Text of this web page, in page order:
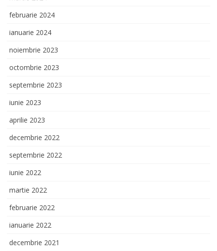
februarie 2024
ianuarie 2024
noiembrie 2023
octombrie 2023
septembrie 2023
iunie 2023
aprilie 2023
decembrie 2022
septembrie 2022
iunie 2022
martie 2022
februarie 2022
ianuarie 2022
decembrie 2021